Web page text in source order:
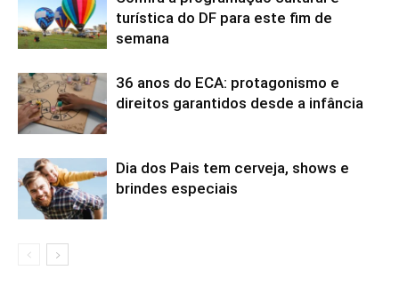
turística do DF para este fim de
semana
36 anos do ECA: protagonismo e
direitos garantidos desde a infância
Dia dos Pais tem cerveja, shows e
brindes especiais